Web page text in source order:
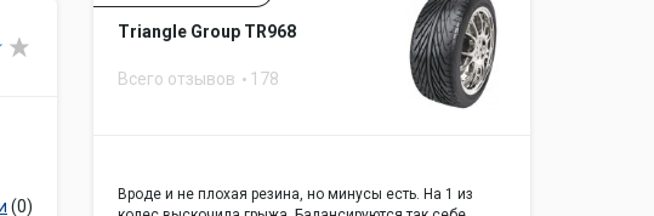
(0)
Triangle Group TR968
Всего отзывов 178
Вроде и не плохая резина, но минусы есть. На 1 из